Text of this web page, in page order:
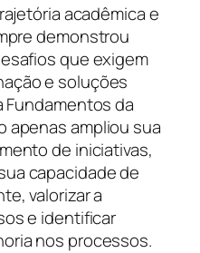
acadêmica e
demonstrou
que exigem
e soluções
Fundamentos da
apenas ampliou sua
de iniciativas,
capacidade de
valorizar a
e identificar
nos processos.